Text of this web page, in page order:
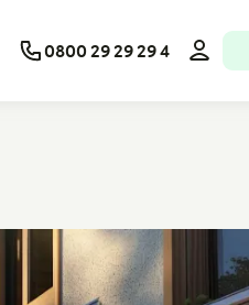
0800 29 29 29 4